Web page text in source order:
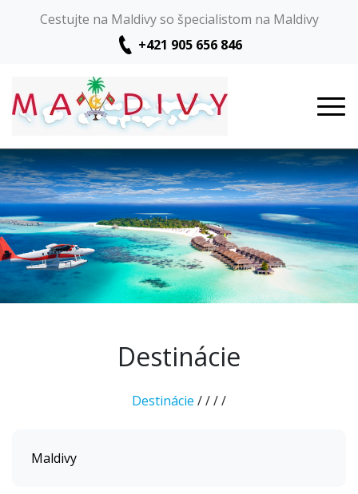
Cestujte na Maldivy so špecialistom na Maldivy
+421 905 656 846
Destinácie
Destinácie ////
Maldivy